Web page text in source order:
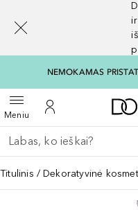
NEMOKAMAS
MeniuAtidaryti meniuĮ mano paskyrą
Grįžk atgal
Vykdykite paiešką
Titulinis Dekoratyvinė